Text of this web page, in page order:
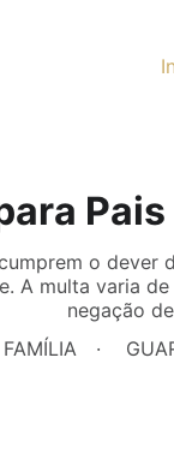
o
A multa varia
negação
FAMÍLIA